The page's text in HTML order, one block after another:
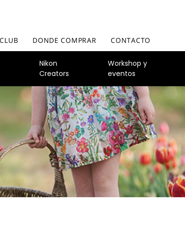
CLUB DONDE COMPRAR CONTACTO
Nikon
Creators
Workshop y
eventos